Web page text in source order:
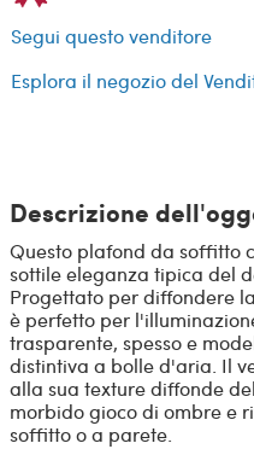
Segui questo venditore
Esplora il negozio del
Descrizione
Questo plafond da soffitto
sottile eleganza tipica del
Progettato per diffondere
è perfetto per
trasparente, spesso e
distintiva a bolle d'aria. Il
alla sua texture diffonde
morbido gioco di ombre e
soffitto o a parete.